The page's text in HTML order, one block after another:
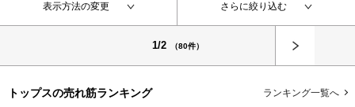
表示方法の変更 さらに絞り込む
1/2 （80件）
トップスの売れ筋ランキング ランキング一覧へ